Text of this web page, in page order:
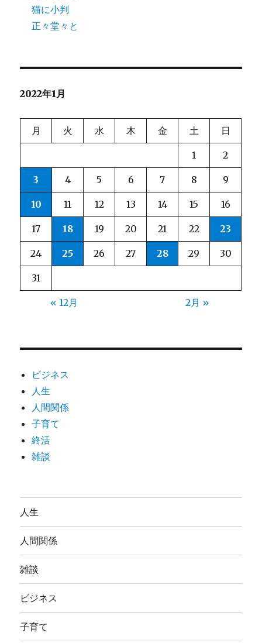
猫に小判
正々堂々と
2022年1月
月 火 水 木 金 土 日
1 2
3 4 5 6 7 8 9
10 11 12 13 14 15 16
17 18 19 20 21 22 23
24 25 26 27 28 29 30
31
« 12月 2月 »
ビジネス
人生
人間関係
子育て
終活
雑談
人生
人間関係
雑談
ビジネス
子育て